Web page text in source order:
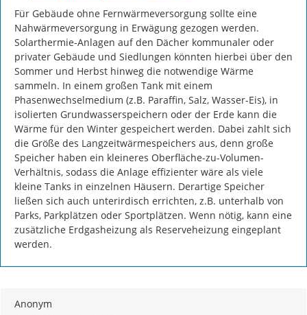
Für Gebäude ohne Fernwärmeversorgung sollte eine
Nahwärmeversorgung in Erwägung gezogen werden.
Solarthermie-Anlagen auf den Dächer kommunaler oder
privater Gebäude und Siedlungen könnten hierbei über den
Sommer und Herbst hinweg die notwendige Wärme
sammeln. In einem großen Tank mit einem
Phasenwechselmedium (z.B. Paraffin, Salz, Wasser-Eis), in
isolierten Grundwasserspeichern oder der Erde kann die
Wärme für den Winter gespeichert werden. Dabei zahlt sich
die Größe des Langzeitwärmespeichers aus, denn große
Speicher haben ein kleineres Oberfläche-zu-Volumen-
Verhältnis, sodass die Anlage effizienter wäre als viele
kleine Tanks in einzelnen Häusern. Derartige Speicher
ließen sich auch unterirdisch errichten, z.B. unterhalb von
Parks, Parkplätzen oder Sportplätzen. Wenn nötig, kann eine
zusätzliche Erdgasheizung als Reserveheizung eingeplant
werden.
Anonym